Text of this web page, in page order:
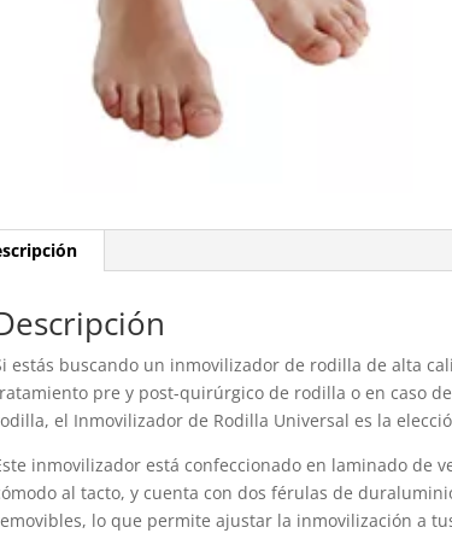
estás buscando un inmovilizador de rodilla de alta
pre y post-quirúrgico de rodilla o en caso
el Inmovilizador de Rodilla Universal es la
inmovilizador está confeccionado en laminado de
al tacto, y cuenta con dos férulas de
lo que permite ajustar la inmovilización a